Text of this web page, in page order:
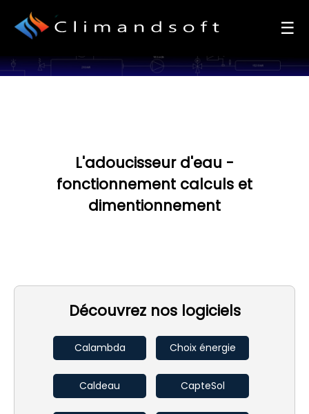
☰
L'adoucisseur d'eau -
fonctionnement calculs et
dimentionnement
Découvrez nos logiciels
Calambda Choix énergie
Caldeau CapteSol